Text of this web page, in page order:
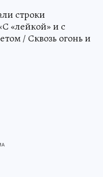
строки
«лейкой» и с
/ Сквозь огонь и